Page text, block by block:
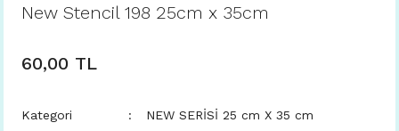
New Stencil 198 25cm x 35cm
60,00 TL
Kategori
NEW SERİSİ 25 cm X 35 cm